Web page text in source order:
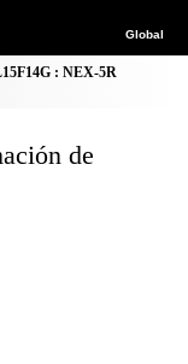
Global
: NEX-5R
de